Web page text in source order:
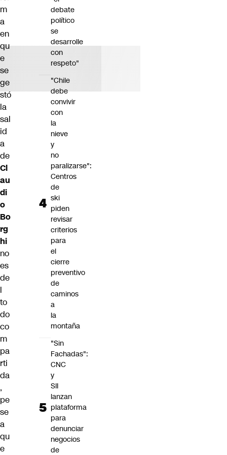
m
a
en
qu
e
se
ge
stó
la
sal
id
a
de
Cl
au
di
o
Bo
rg
hi
no
es
de
l
to
do
co
m
pa
rti
da
,
pe
se
a
qu
e
debate
político
se
desarrolle
con
respeto"
"Chile
debe
convivir
con
la
nieve
y
no
paralizarse":
Centros
de
ski
piden
revisar
criterios
para
el
cierre
preventivo
de
caminos
a
la
montaña
"Sin
Fachadas":
CNC
y
SII
lanzan
plataforma
para
denunciar
negocios
de